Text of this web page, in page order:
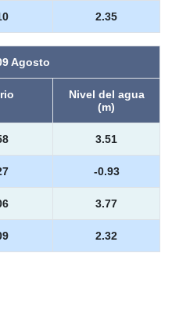
2.35
Agosto
Nivel del agua
(m)
3.51
-0.93
3.77
2.32